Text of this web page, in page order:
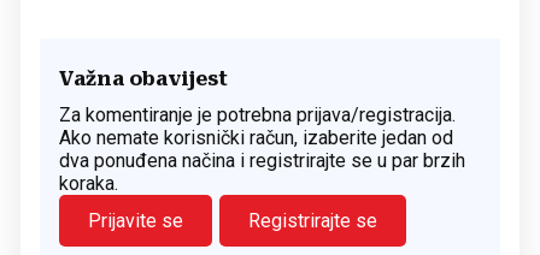
Važna obavijest
Za komentiranje je potrebna prijava/registracija.
Ako nemate korisnički račun, izaberite jedan od
dva ponuđena načina i registrirajte se u par brzih
koraka.
Prijavite se
Registrirajte se